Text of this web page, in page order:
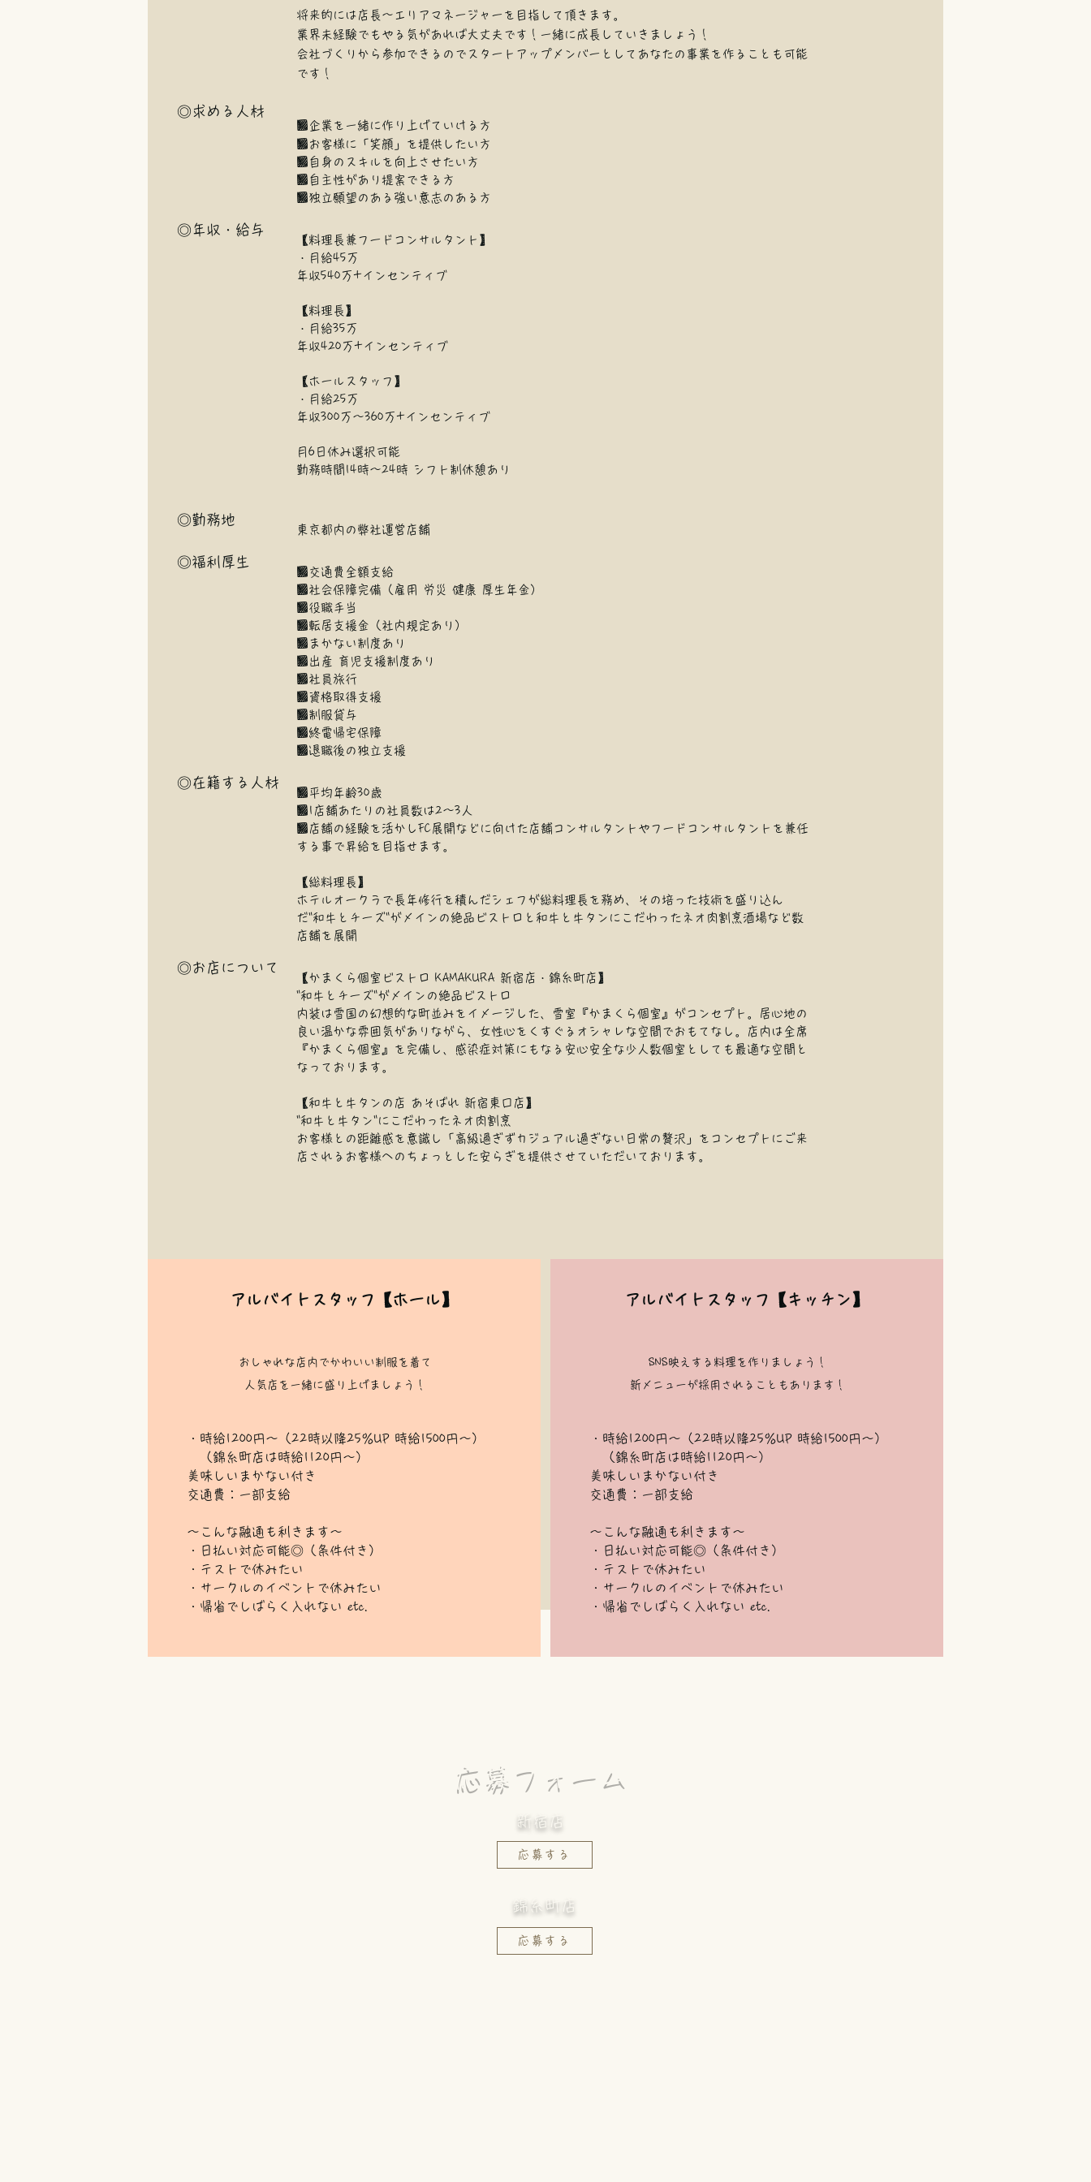
将来的には店長～エリアマネージャーを目指して頂きます。
業界未経験でもやる気があれば大丈夫です！一緒に成長していきましょう！
会社づくりから参加できるのでスタートアップメンバーとしてあなたの事業を作ることも可能
です！
◎求める人材
■ 企業を一緒に作り上げていける方
■お客様に「笑顔」を提供したい方
■自身のスキルを向上させたい方
■自主性があり提案できる方
■独立願望のある強い意志のある方
◎年収・給与
【料理長兼フードコンサルタント】
・月給45万
年収540万+インセンティブ
【料理長】
・月給35万
年収420万+インセンティブ
【ホールスタッフ】
・月給25万
年収300万～360万+インセンティブ
月6日休み選択可能
勤務時間14時～24時 シフト制休憩あり
◎勤務地
東京都内の弊社運営店舗
◎福利厚生
■交通費全額支給
■社会保障完備（雇用 労災 健康 厚生年金）
■役職手当
■転居支援金（社内規定あり）
■まかない制度あり
■出産 育児支援制度あり
■社員旅行
■資格取得支援
■制服貸与
■終電帰宅保障
■退職後の独立支援
◎在籍する人材
■平均年齢30歳
■1店舗あたりの社員数は2～3人
■店舗の経験を活かしFC展開などに向けた店舗コンサルタントやフードコンサルタントを兼任
する事で昇給を目指せます。
【総料理長】
ホテルオークラで長年修行を積んだシェフが総料理長を務め、その培った技術を盛り込ん
だ"和牛とチーズ"がメインの絶品ビストロと和牛と牛タンにこだわったネオ肉割烹酒場など数
店舗を展開
◎お店について
​​【かまくら個室ビストロ KAMAKURA 新宿店・錦糸町店】​
"和牛とチーズ"がメインの絶品ビストロ
内装は雪国の幻想的な町並みをイメージした、雪室『かまくら個室』がコンセプト。居心地の
良い温かな雰囲気がありながら、女性心をくすぐるオシャレな空間でおもてなし。店内は全席
『かまくら個室』を完備し、感染症対策にもなる安心安全な少人数個室としても最適な空間と
なっております。
【和牛と牛タンの店 あそばれ 新宿東口店】​
"和牛と牛タン"にこだわったネオ肉割烹
お客様との距離感を意識し「高級過ぎずカジュアル過ぎない日常の贅沢」をコンセプトにご来
店されるお客様へのちょっとした安らぎを提供させていただいております。
アルバイトスタッフ【ホール】
おしゃれな店内でかわいい制服を着て
​人気店を一緒に盛り上げましょう！
・時給1200円〜（22時以降25％UP 時給1500円～）
​ （錦糸町店は時給1120円～）
美味しいまかない付き
交通費：一部支給
～こんな融通も利きます～
・日払い対応可能◎（条件付き）
・テストで休みたい
・サークルのイベントで休みたい
・帰省でしばらく入れない etc.
アルバイトスタッフ【キッチン】
SNS映えする料理を作りましょう！
新メニューが採用されることもあります！
・時給1200円〜（22時以降25％UP 時給1500円～）
​ （錦糸町店は時給1120円～）
美味しいまかない付き
交通費：一部支給
～こんな融通も利きます～
・日払い対応可能◎（条件付き）
・テストで休みたい
・サークルのイベントで休みたい
・帰省でしばらく入れない etc.
応募フォーム
新宿店
応募する
錦糸町店
応募する